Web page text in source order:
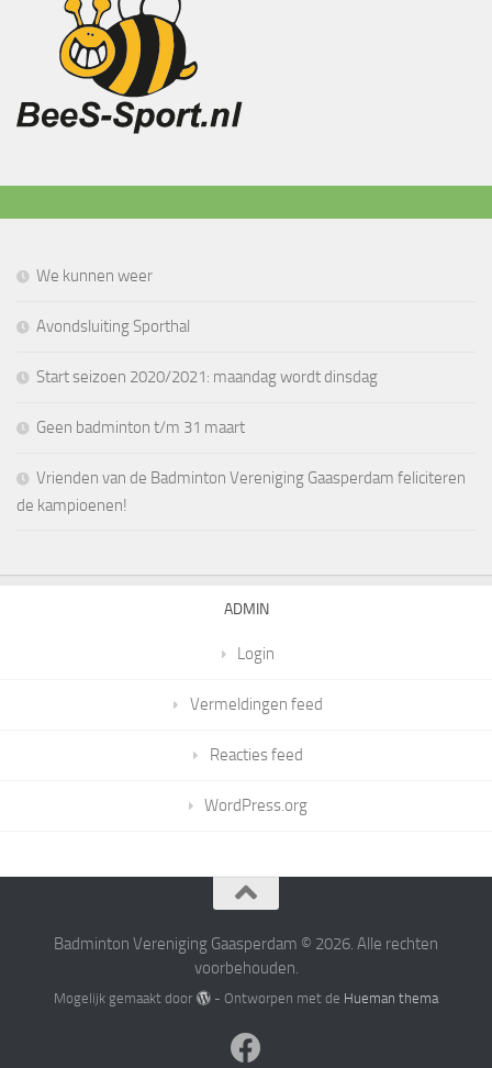
We kunnen weer
Avondsluiting Sporthal
Start seizoen 2020/2021: maandag wordt dinsdag
Geen badminton t/m 31 maart
Vrienden van de Badminton Vereniging Gaasperdam feliciteren
de kampioenen!
ADMIN
Login
Vermeldingen feed
Reacties feed
WordPress.org
Badminton Vereniging Gaasperdam © 2026. Alle rechten
voorbehouden.
Mogelijk gemaakt door - Ontworpen met de Hueman thema